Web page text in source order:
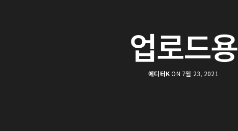
업로드용
에디터KON 7월 23, 2021